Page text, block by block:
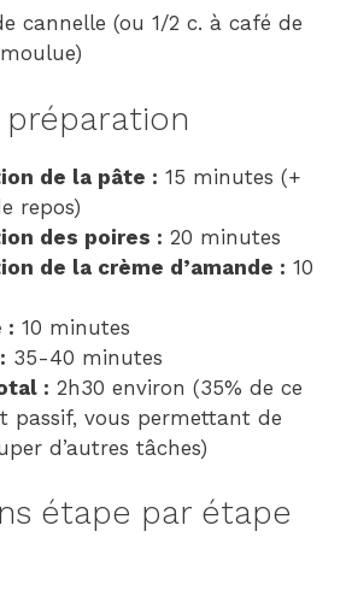
cannelle (ou 1/2 c. à café de
préparation
de la pâte : 15 minutes (+
repos)
des poires : 20 minutes
de la crème d’amande : 10
: 10 minutes
35-40 minutes
: 2h30 environ (35% de ce
passif, vous permettant de
d’autres tâches)
étape par étape